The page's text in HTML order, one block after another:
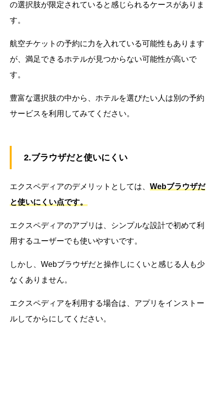
の選択肢が限定されていると感じられるケースがありま
す。
航空チケットの予約に力を入れている可能性もあります
が、満足できるホテルが見つからない可能性が高いで
す。
豊富な選択肢の中から、ホテルを選びたい人は別の予約
サービスを利用してみてください。
2.ブラウザだと使いにくい
エクスペディアのデメリットとしては、 Webブラウザだ
と使いにくい点です。
エクスペディアのアプリは、シンプルな設計で初めて利
用するユーザーでも使いやすいです。
しかし、Webブラウザだと操作しにくいと感じる人も少
なくありません。
エクスペディアを利用する場合は、アプリをインストー
ルしてからにしてください。